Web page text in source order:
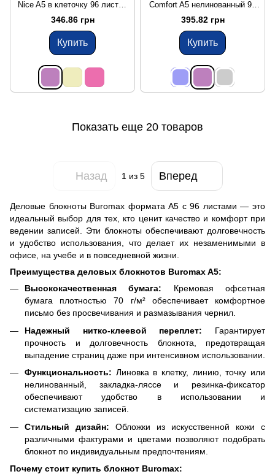
Nice A5 в клеточку 96 листов
обложка из искусственной
кожи фиолетовый
346.86 грн
Купить
Comfort A5 нелинованный 96
листов обложка из
искусственной кожи
фиолетовый
395.82 грн
Купить
Показать еще 20 товаров
Назад 1из 5 Вперед
​Деловые блокноты Buromax формата A5 с 96 листами — это
идеальный выбор для тех, кто ценит качество и комфорт при
ведении записей. Эти блокноты обеспечивают долговечность
и удобство использования, что делает их незаменимыми в
офисе, на учебе и в повседневной жизни.​
Преимущества деловых блокнотов Buromax A5:
Высококачественная бумага: Кремовая офсетная
бумага плотностью 70 г/м² обеспечивает комфортное
письмо без просвечивания и размазывания чернил.​
Надежный нитко-клеевой переплет: Гарантирует
прочность и долговечность блокнота, предотвращая
выпадение страниц даже при интенсивном использовании.​
Функциональность: Линовка в клетку, линию, точку или
нелинованный, закладка-ляссе и резинка-фиксатор
обеспечивают удобство в использовании и
систематизацию записей.​
Стильный дизайн: Обложки из искусственной кожи с
различными фактурами и цветами позволяют подобрать
блокнот по индивидуальным предпочтениям.​
Почему стоит купить блокнот Buromax: